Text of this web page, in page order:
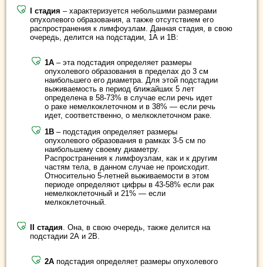
I стадия – характеризуется небольшими размерами
опухолевого образования, а также отсутствием его
распространения к лимфоузлам. Данная стадия, в свою
очередь, делится на подстадии, 1А и 1В:
1А – эта подстадия определяет размеры
опухолевого образования в пределах до 3 см
наибольшего его диаметра. Для этой подстадии
выживаемость в период ближайших 5 лет
определена в 58-73% в случае если речь идет
о раке немелкоклеточном и в 38% — если речь
идет, соответственно, о мелкоклеточном раке.
1В – подстадия определяет размеры
опухолевого образования в рамках 3-5 см по
наибольшему своему диаметру.
Распространения к лимфоузлам, как и к другим
частям тела, в данном случае не происходит.
Относительно 5-летней выживаемости в этом
периоде определяют цифры в 43-58% если рак
немелкоклеточный и 21% — если
мелкоклеточный.
II стадия. Она, в свою очередь, также делится на
подстадии 2А и 2В.
2А подстадия определяет размеры опухолевого